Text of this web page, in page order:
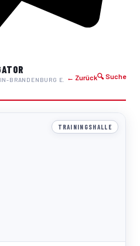
BRANDENBURG E.
← Zurück🔍 Suche
TRAININGSHALLE